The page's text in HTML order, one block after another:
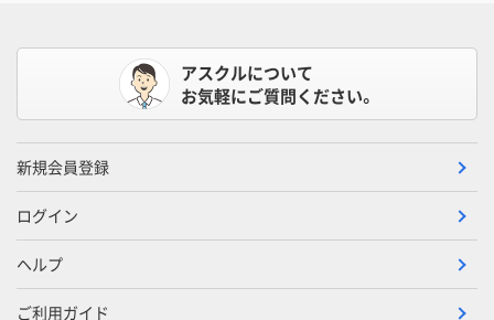
アスクルについて
お気軽にご質問ください。
新規会員登録
ログイン
ヘルプ
ご利用ガイド